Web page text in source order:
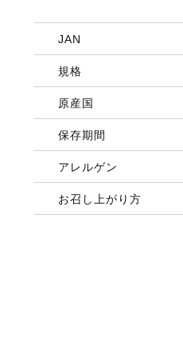
JAN
規格
原産国
保存期間
アレルゲン
お召し上がり方